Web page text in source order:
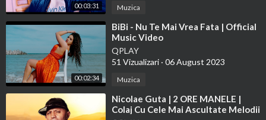
00:03:31 Muzica
00:02:34
⁣BiBi - Nu Te Mai Vrea Fata | Official
Music Video
QPLAY
51 Vizualizari · 06 August 2023
Muzica
⁣Nicolae Guta | 2 ORE MANELE |
Colaj Cu Cele Mai Ascultate Melodii